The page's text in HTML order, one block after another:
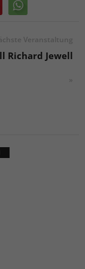
Veranstaltung
Richard Jewell
»